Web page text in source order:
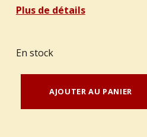
Plus de détails
En stock
AJOUTER AU PANIER